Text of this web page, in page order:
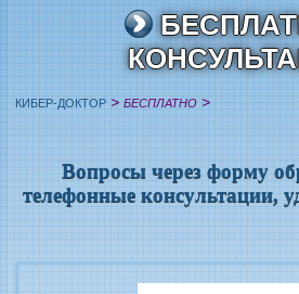
КИБЕР-ДОКТОР >БЕСПЛАТНО >
Вопросы через форму
телефонные консультации,